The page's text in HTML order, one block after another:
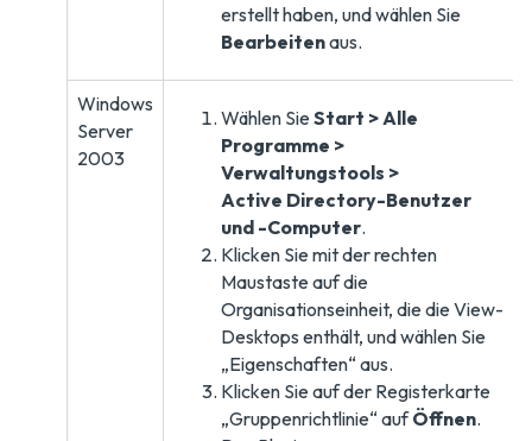
erstellt haben, und wählen Sie
Bearbeitenaus.
Windows
Server
2003
Wählen SieStart > Alle
Programme >
Verwaltungstools >
Active Directory-Benutzer
und -Computer.
Klicken Sie mit der rechten
Maustaste auf die
Organisationseinheit, die die View-
Desktops enthält, und wählen Sie
„Eigenschaften“ aus.
Klicken Sie auf der Registerkarte
„Gruppenrichtlinie“ aufÖffnen.